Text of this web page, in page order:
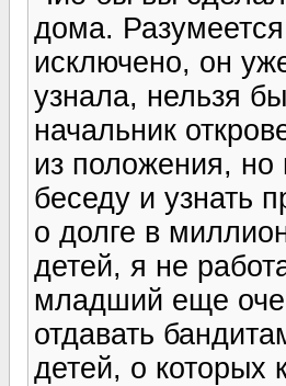
дома. Разумеется
исключено, он
узнала, нельзя
начальник
из положения,
беседу и узнать
о долге в
детей, я не
младший еще
отдавать
детей, о которых